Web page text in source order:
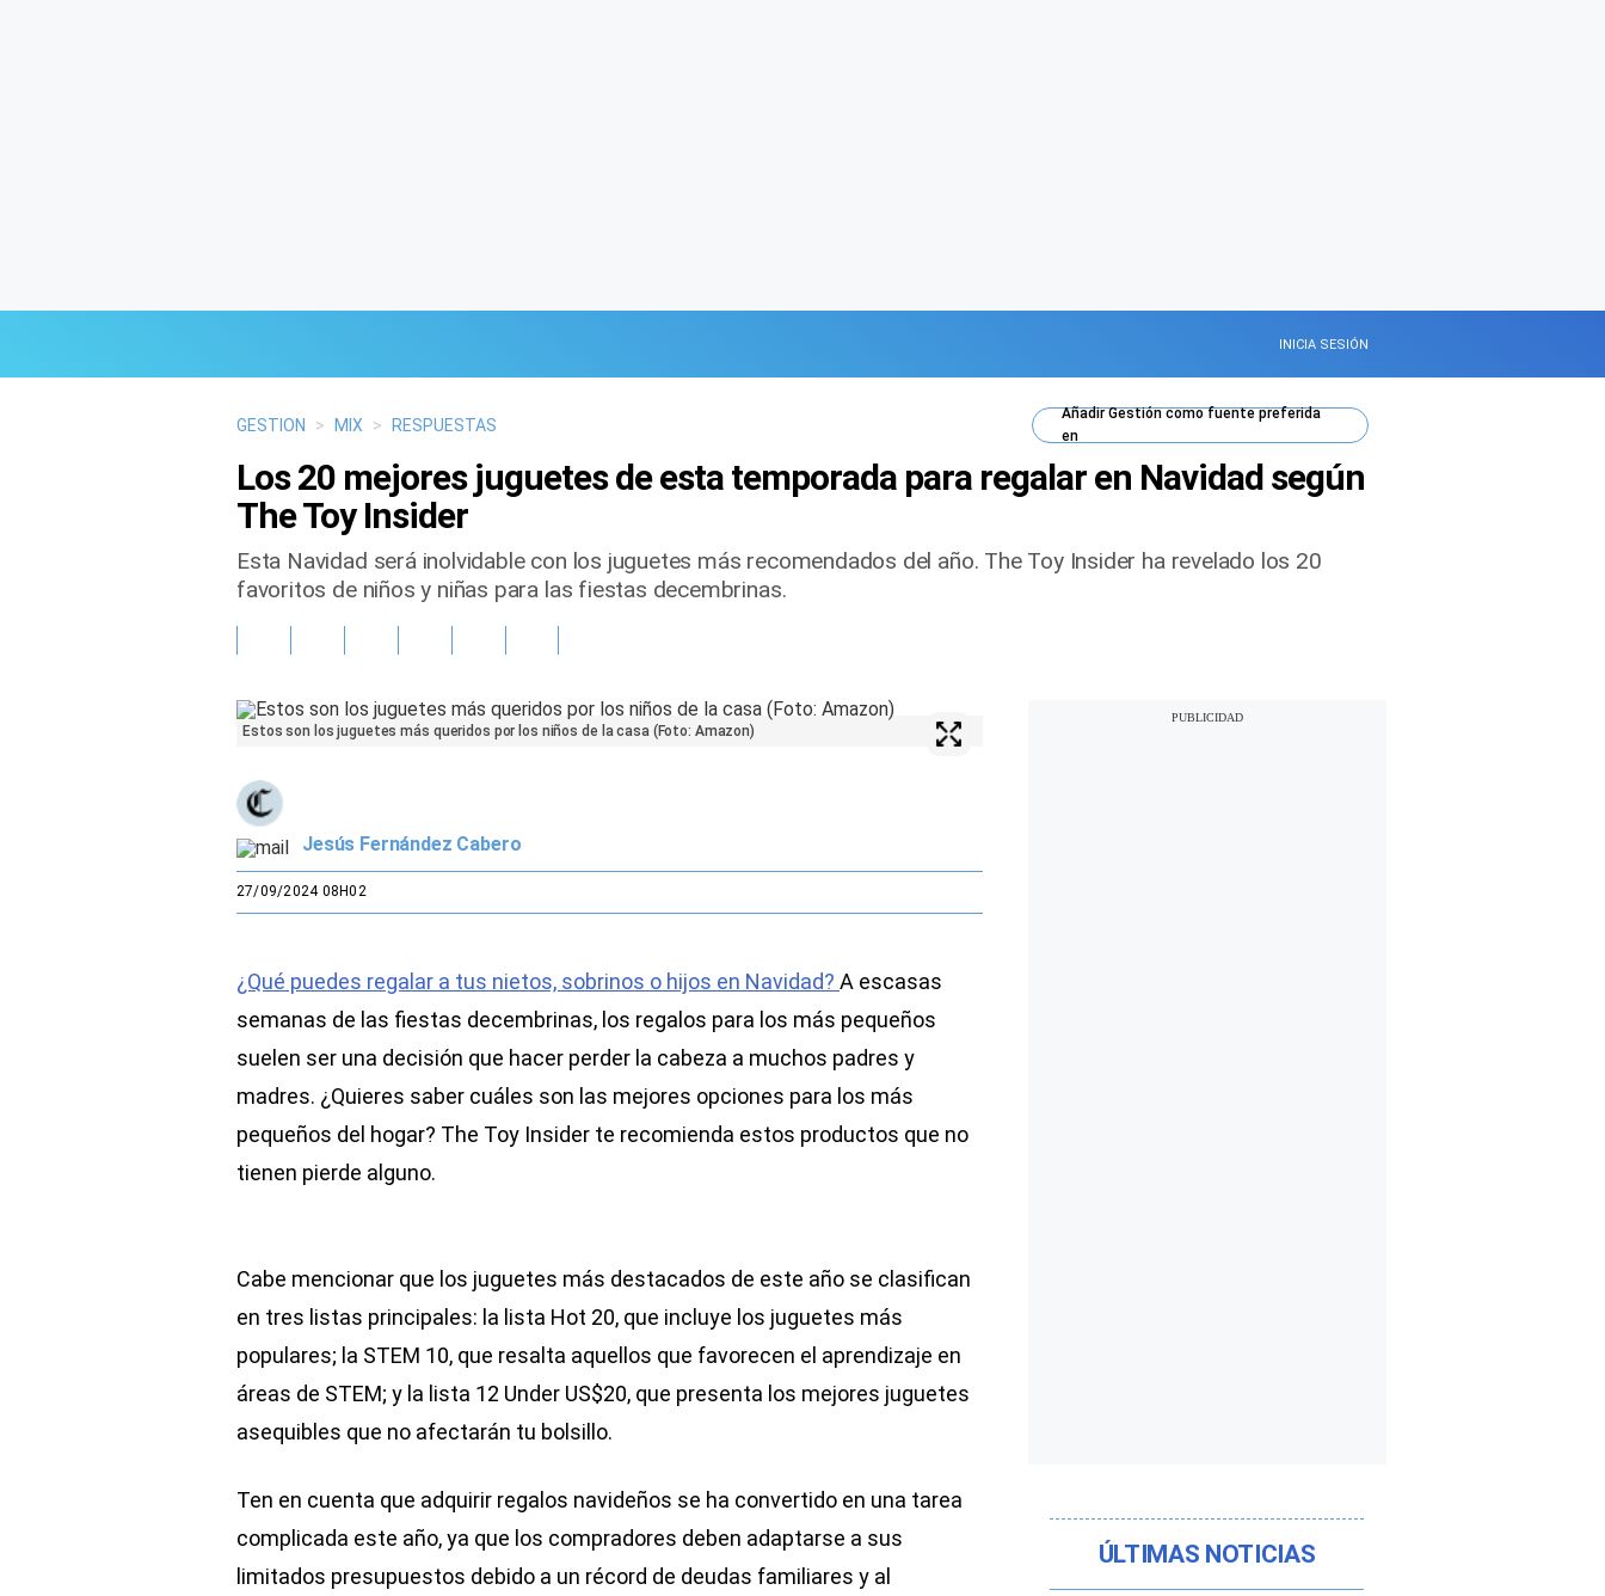
INICIA SESIÓN
GESTION > MIX > RESPUESTAS
AñadirGestióncomo fuente preferida
en
Los 20 mejores juguetes de esta temporada para regalar en Navidad según
The Toy Insider
Esta Navidad será inolvidable con los juguetes más recomendados del año. The Toy Insider ha revelado los 20
favoritos de niños y niñas para las fiestas decembrinas.
Estos son los juguetes más queridos por los niños de la casa (Foto: Amazon)
Jesús Fernández Cabero
27/09/2024 08H02
¿Qué puedes regalar a tus nietos, sobrinos o hijos en Navidad? A escasas
semanas de las fiestas decembrinas, los regalos para los más pequeños
suelen ser una decisión que hacer perder la cabeza a muchos padres y
madres. ¿Quieres saber cuáles son las mejores opciones para los más
pequeños del hogar? The Toy Insider te recomienda estos productos que no
tienen pierde alguno.
Cabe mencionar que los juguetes más destacados de este año se clasifican
en tres listas principales: la lista Hot 20, que incluye los juguetes más
populares; la STEM 10, que resalta aquellos que favorecen el aprendizaje en
áreas de STEM; y la lista 12 Under US$20, que presenta los mejores juguetes
asequibles que no afectarán tu bolsillo.
Ten en cuenta que adquirir regalos navideños se ha convertido en una tarea
complicada este año, ya que los compradores deben adaptarse a sus
limitados presupuestos debido a un récord de deudas familiares y al
ÚLTIMAS NOTICIAS